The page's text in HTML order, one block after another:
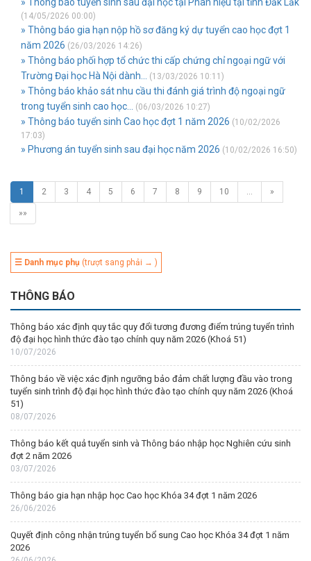
(14/05/2026 00:00)
» Thông báo gia hạn nộp hồ sơ đăng ký dự tuyển cao học đợt 1
năm 2026 (26/03/2026 14:26)
» Thông báo phối hợp tổ chức thi cấp chứng chỉ ngoại ngữ với
Trường Đại học Hà Nội dành...
(13/03/2026 10:11)
» Thông báo khảo sát nhu cầu thi đánh giá trình độ ngoại ngữ
trong tuyển sinh cao học...
(06/03/2026 10:27)
» Thông báo tuyển sinh Cao học đợt 1 năm 2026 (10/02/2026
17:03)
» Phương án tuyển sinh sau đại học năm 2026 (10/02/2026 16:50)
1 2 3 4 5 6 7 8 9 10 … »
»»
☰ Danh mục phụ (trượt sang phải → )
THÔNG BÁO
Thông báo xác định quy tắc quy đổi tương đương điểm trúng tuyển trình
độ đại học hình thức đào tạo chính quy năm 2026 (Khoá 51)
10/07/2026
Thông báo về việc xác định ngưỡng bảo đảm chất lượng đầu vào trong
tuyển sinh trình độ đại học hình thức đào tạo chính quy năm 2026 (Khoá
51)
08/07/2026
Thông báo kết quả tuyển sinh và Thông báo nhập học Nghiên cứu sinh
đợt 2 năm 2026
03/07/2026
Thông báo gia hạn nhập học Cao học Khóa 34 đợt 1 năm 2026
26/06/2026
Quyết định công nhận trúng tuyển bổ sung Cao học Khóa 34 đợt 1 năm
2026